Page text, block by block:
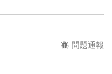
問題通報